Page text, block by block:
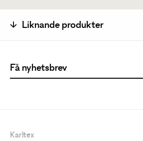
Liknande produkter
Karltex